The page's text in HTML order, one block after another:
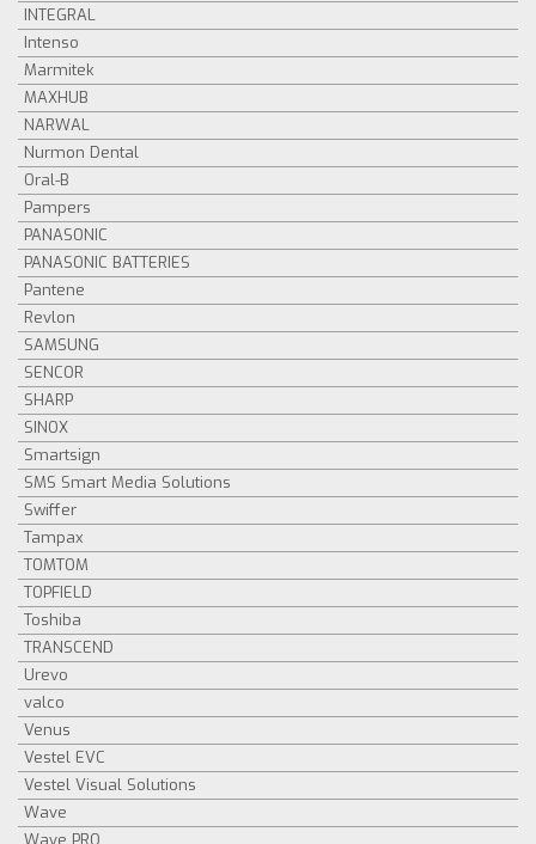
INTEGRAL
Intenso
Marmitek
MAXHUB
NARWAL
Nurmon Dental
Oral-B
Pampers
PANASONIC
PANASONIC BATTERIES
Pantene
Revlon
SAMSUNG
SENCOR
SHARP
SINOX
Smartsign
SMS Smart Media Solutions
Swiffer
Tampax
TOMTOM
TOPFIELD
Toshiba
TRANSCEND
Urevo
valco
Venus
Vestel EVC
Vestel Visual Solutions
Wave
Wave PRO